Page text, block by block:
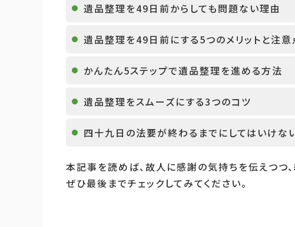
遺品整理を49日前からしても問題ない理由
遺品整理を49日前にする5つのメリットと注意
かんたん5ステップで遺品整理を進める方法
遺品整理をスムーズにする3つのコツ
四十九日の法要が終わるまでにしてはいけな
本記事を読めば、故人に感謝の気持ちを伝えつつ
ぜひ最後までチェックしてみてください。